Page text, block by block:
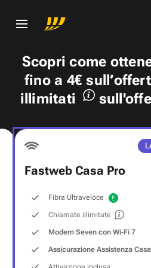
Scopri come
fino a 4€
illimitati
Fastweb Casa Pro
Fibra Ultraveloce
Chiamate illimitate
Modem Seven con Wi‑Fi 7
Assicurazione Assistenza Casa